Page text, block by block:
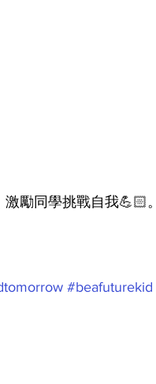
勵同學挑戰自我💪🏻
#beafuturekid